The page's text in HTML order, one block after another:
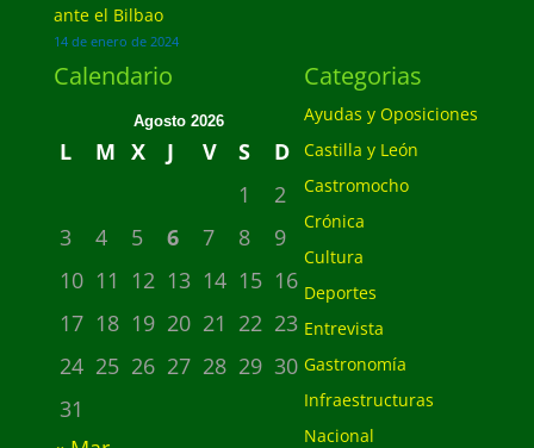
ante el Bilbao
14 de enero de 2024
Calendario
Agosto 2026
L M X J V S
D
1
2
3
4 5 6 7 8
9
10 11 12 13 14 15 16
17 18 19 20 21 22 23
24 25 26 27 28 29 30
31
Categorias
Ayudas y Oposiciones
Castilla y León
Castromocho
Crónica
Cultura
Deportes
Entrevista
Gastronomía
Infraestructuras
Nacional